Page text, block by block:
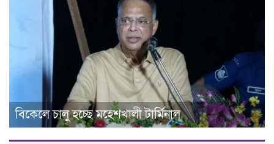
বিকেলে চালু হচ্ছে মহেশখালী টার্মিনাল